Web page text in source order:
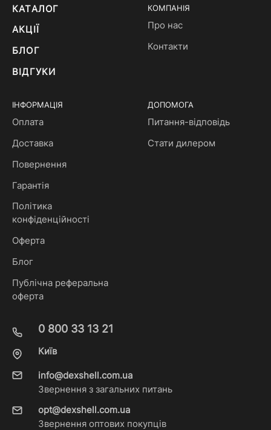
КАТАЛОГ
АКЦІЇ
БЛОГ
ВІДГУКИ
КОМПАНІЯ
Про нас
Контакти
ІНФОРМАЦІЯ
Оплата
Доставка
Повернення
Гарантія
Політика
конфіденційності
Оферта
Блог
Публічна реферальна
оферта
ДОПОМОГА
Питання-відповідь
Стати дилером
0 800 33 13 21
Київ
info@dexshell.com.ua
Звернення з загальних питань
opt@dexshell.com.ua
Звернення оптових покупців